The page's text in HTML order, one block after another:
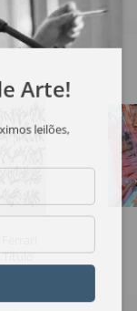
Arte!
leilões,